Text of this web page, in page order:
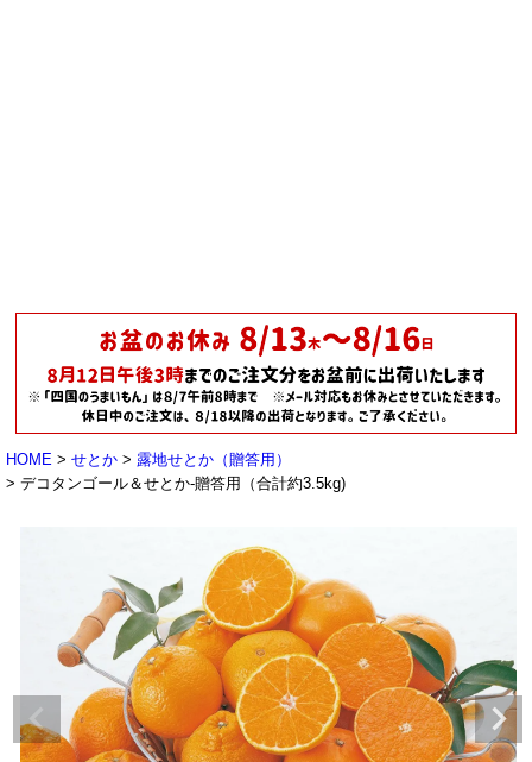
HOME せとか
露地せとか（贈答用）
デコタンゴール＆せとか-贈答用（合計約3.5kg)